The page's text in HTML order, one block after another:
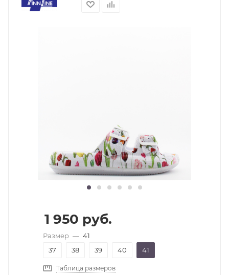
1 950 руб.
Размер — 41
37
38 39 40 41
Таблица размеров